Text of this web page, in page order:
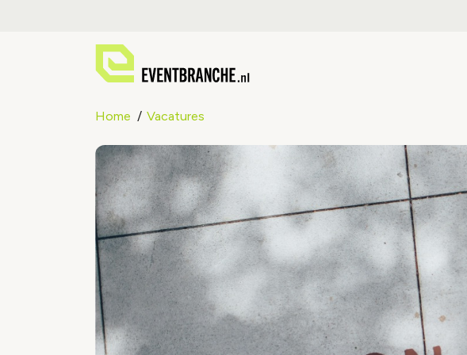
Home Vacatures